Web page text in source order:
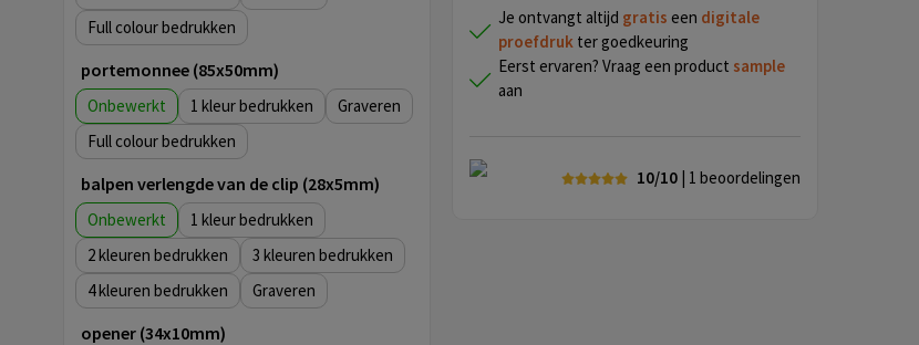
Full colour
portemonnee (85x50mm)
Onbewerkt 1
Graveren
Full colour
balpen verlengde van de clip (28x5mm)
Onbewerkt
1
2
3
4
Graveren
opener (34x10mm)
Je ontvangt altijd gratis een digitale
proefdrukter goedkeuring
Eerst ervaren? Vraag een product sample
aan
10/10 | 1 beoordelingen